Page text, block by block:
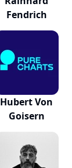
Fendrich
Hubert Von
Goisern